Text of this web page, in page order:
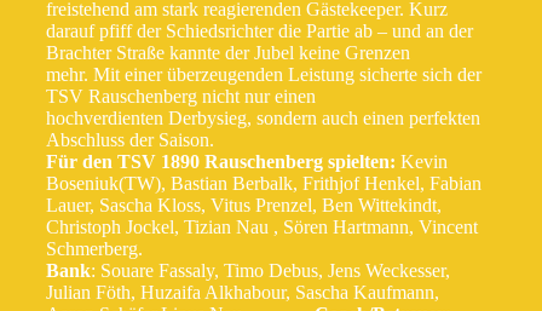
freistehend am stark reagierenden Gästekeeper. Kurz
darauf pfiff der Schiedsrichter die Partie ab – und an der
Brachter Straße kannte der Jubel keine Grenzen
mehr. Mit einer überzeugenden Leistung sicherte sich der
TSV Rauschenberg nicht nur einen
hochverdienten Derbysieg, sondern auch einen perfekten
Abschluss der Saison.
Für den TSV 1890 Rauschenberg spielten: Kevin
Boseniuk(TW), Bastian Berbalk, Frithjof Henkel, Fabian
Lauer, Sascha Kloss, Vitus Prenzel, Ben Wittekindt,
Christoph Jockel, Tizian Nau , Sören Hartmann, Vincent
Schmerberg.
Bank: Souare Fassaly, Timo Debus, Jens Weckesser,
Julian Föth, Huzaifa Alkhabour, Sascha Kaufmann,